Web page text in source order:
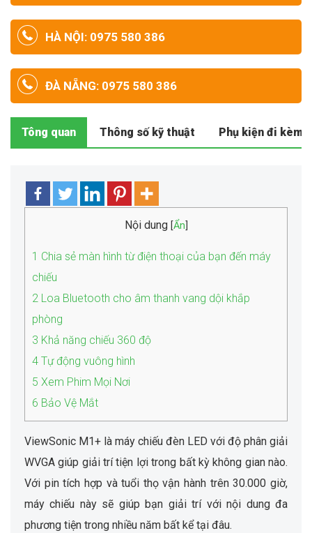
HÀ NỘI: 0975 580 386
ĐÀ NẴNG: 0975 580 386
Tông quan Thông số kỹ thuật Phụ kiện đi kèm
Nội dung [Ẩn
1 Chia sẻ màn hình từ điện thoại của bạn đến máy
chiếu
2 Loa Bluetooth cho âm thanh vang dội khắp
phòng
3 Khả năng chiếu 360 độ
4 Tự động vuông hình
5 Xem Phim Mọi Nơi
6 Bảo Vệ Mắt
ViewSonic M1+ là máy chiếu đèn LED với độ phân giải
WVGA giúp giải trí tiện lợi trong bất kỳ không gian nào.
Với pin tích hợp và tuổi thọ vận hành trên 30.000 giờ,
máy chiếu này sẽ giúp bạn giải trí với nội dung đa
phương tiện trong nhiều năm bất kể tại đâu.